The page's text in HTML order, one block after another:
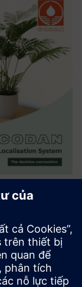
for
bơm truyền
Energy tích
trí liên tục trên
dụng của thiết